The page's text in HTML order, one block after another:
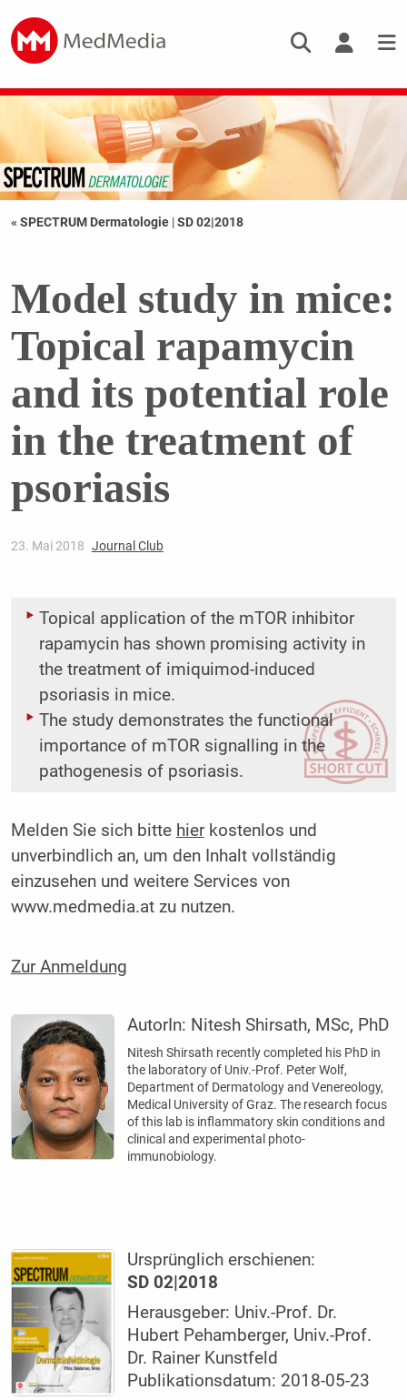
« SPECTRUM Dermatologie |SD 02|2018
Model study in mice:
Topical rapamycin
and its potential role
in the treatment of
psoriasis
23. Mai 2018 Journal Club
Topical application of the mTOR inhibitor
rapamycin has shown promising activity in
the ­treatment of imiquimod-induced
psoriasis in mice.
The study demonstrates the functional
importance of mTOR signalling in the
pathogenesis of psoriasis.
Melden Sie sich bitte hierkostenlos und
unverbindlich an, um den Inhalt vollständig
einzusehen und weitere Services von
www.medmedia.at zu nutzen.
Zur Anmeldung
AutorIn: Nitesh Shirsath, MSc, PhD
Nitesh Shirsath recently completed his PhD in
the laboratory of Univ.-Prof. Peter Wolf,
Department of Dermatology and Venereology,
Medical University of Graz. The research focus
of this lab is inflammatory skin conditions and
clinical and experimental photo-
immunobiology.
Ursprünglich erschienen:
SD 02|2018
Herausgeber: Univ.-Prof. Dr.
Hubert Pehamberger, Univ.-Prof.
Dr. Rainer Kunstfeld
Publikationsdatum: 2018-05-23